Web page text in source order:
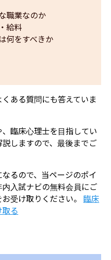
職業なのか
給料
何をすべきか
ある質問にも答えていま
臨床心理士を目指してい
しますので、最後までご
るので、当ページのポイ
入試ナビの無料会員にご
受け取りください。 臨床
る